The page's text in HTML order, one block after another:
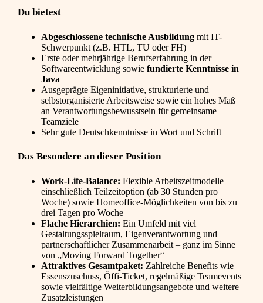
Du bietest
Abgeschlossene technische Ausbildung mit IT-
Schwerpunkt (z.B. HTL, TU oder FH)
Erste oder mehrjährige Berufserfahrung in der
Softwareentwicklung sowie fundierte Kenntnisse in
Java
Ausgeprägte Eigeninitiative, strukturierte und
selbstorganisierte Arbeitsweise sowie ein hohes Maß
an Verantwortungsbewusstsein für gemeinsame
Teamziele
Sehr gute Deutschkenntnisse in Wort und Schrift
Das Besondere an dieser Position
Work-Life-Balance: Flexible Arbeitszeitmodelle
einschließlich Teilzeitoption (ab 30 Stunden pro
Woche) sowie Homeoffice-Möglichkeiten von bis zu
drei Tagen pro Woche
Flache Hierarchien: Ein Umfeld mit viel
Gestaltungsspielraum, Eigenverantwortung und
partnerschaftlicher Zusammenarbeit – ganz im Sinne
von „Moving Forward Together“
Attraktives Gesamtpaket: Zahlreiche Benefits wie
Essenszuschuss, Öffi-Ticket, regelmäßige Teamevents
sowie vielfältige Weiterbildungsangebote und weitere
Zusatzleistungen